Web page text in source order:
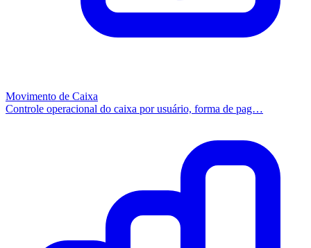
Movimento de Caixa
Controle operacional do caixa por usuário, forma de pag…